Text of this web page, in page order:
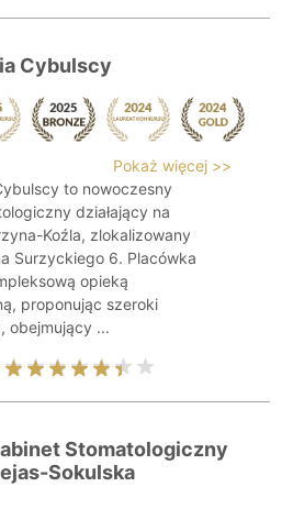
Cybulscy
Pokaż więcej >>
to nowoczesny
działający na
Koźla, zlokalizowany
Surzyckiego 6. Placówka
opieką
proponując szeroki
obejmujący ...
Stomatologiczny
Sokulska